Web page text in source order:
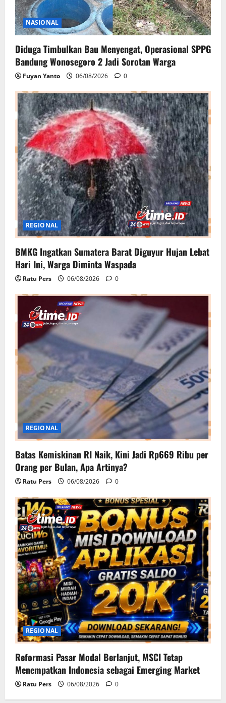
NASIONAL
Diduga Timbulkan Bau Menyengat, Operasional SPPG
Bandung Wonosegoro 2 Jadi Sorotan Warga
Fuyan Yanto 06/08/2026 0
REGIONAL
BMKG Ingatkan Sumatera Barat Diguyur Hujan Lebat
Hari Ini, Warga Diminta Waspada
Ratu Pers 06/08/2026 0
REGIONAL
Batas Kemiskinan RI Naik, Kini Jadi Rp669 Ribu per
Orang per Bulan, Apa Artinya?
Ratu Pers 06/08/2026 0
REGIONAL
Reformasi Pasar Modal Berlanjut, MSCI Tetap
Menempatkan Indonesia sebagai Emerging Market
Ratu Pers 06/08/2026 0